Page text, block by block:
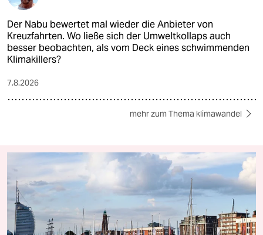
Der Nabu bewertet mal wieder die Anbieter von
Kreuzfahrten. Wo ließe sich der Umweltkollaps auch
besser beobachten, als vom Deck eines schwimmenden
Klimakillers?
7.8.2026
mehr zum Thema klimawandel